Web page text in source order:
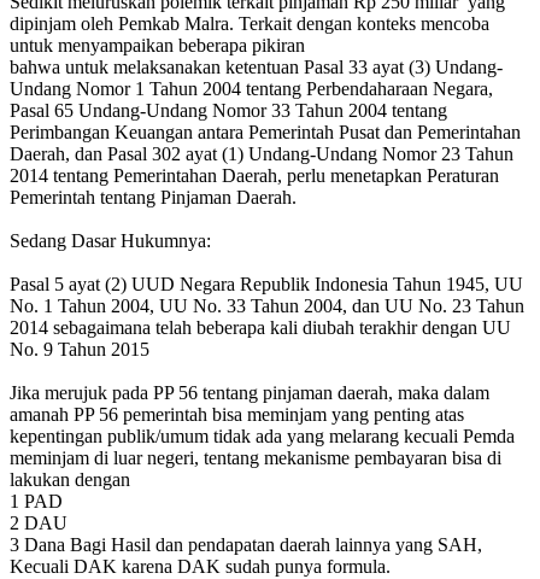
dipinjam oleh Pemkab Malra. Terkait dengan konteks mencoba
untuk menyampaikan beberapa pikiran
bahwa untuk melaksanakan ketentuan Pasal 33 ayat (3) Undang-
Undang Nomor 1 Tahun 2004 tentang Perbendaharaan Negara,
Pasal 65 Undang-Undang Nomor 33 Tahun 2004 tentang
Perimbangan Keuangan antara Pemerintah Pusat dan Pemerintahan
Daerah, dan Pasal 302 ayat (1) Undang-Undang Nomor 23 Tahun
2014 tentang Pemerintahan Daerah, perlu menetapkan Peraturan
Pemerintah tentang Pinjaman Daerah.
Sedang Dasar Hukumnya:
Pasal 5 ayat (2) UUD Negara Republik Indonesia Tahun 1945, UU
No. 1 Tahun 2004, UU No. 33 Tahun 2004, dan UU No. 23 Tahun
2014 sebagaimana telah beberapa kali diubah terakhir dengan UU
No. 9 Tahun 2015
Jika merujuk pada PP 56 tentang pinjaman daerah, maka dalam
amanah PP 56 pemerintah bisa meminjam yang penting atas
kepentingan publik/umum tidak ada yang melarang kecuali Pemda
meminjam di luar negeri, tentang mekanisme pembayaran bisa di
lakukan dengan
1 PAD
2 DAU
3 Dana Bagi Hasil dan pendapatan daerah lainnya yang SAH,
Kecuali DAK karena DAK sudah punya formula.